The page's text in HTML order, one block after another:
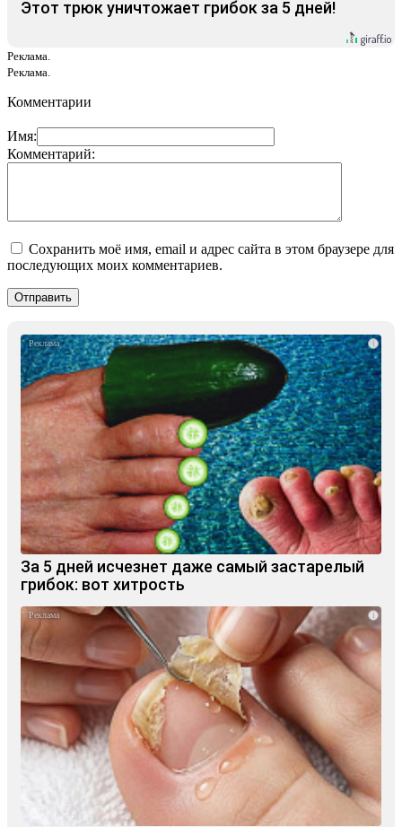
Этот трюк уничтожает грибок за 5 дней!
Реклама.
Реклама.
Комментарии
Имя:
Комментарий:
Сохранить моё имя, email и адрес сайта в этом браузере для
последующих моих комментариев.
i
За 5 дней исчезнет даже самый застарелый
грибок: вот хитрость
i